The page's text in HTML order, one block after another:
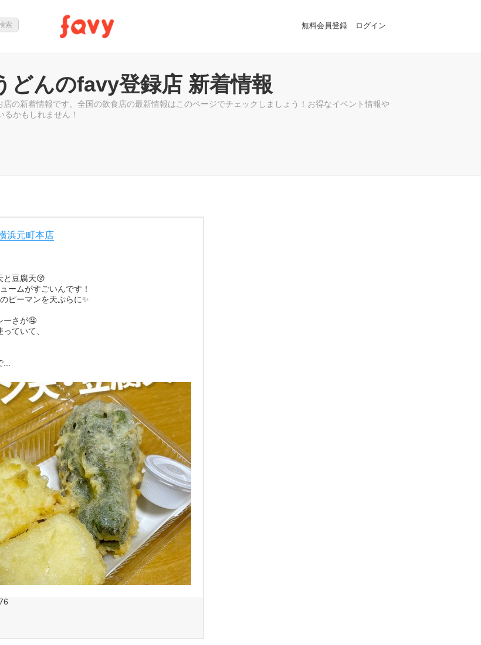
無料会員登録 ログイン
どんのfavy登録店 新着情報
の新着情報です。全国の飲食店の最新情報はこのページでチェックしましょう！お得なイベント情報や
かもしれません！
浜元町本店
と豆腐天😚
ームがすごいんです！
ピーマンを天ぷらに✨
ーさが🤤
ていて、